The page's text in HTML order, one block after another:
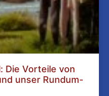
Die Vorteile von
unser Rundum-